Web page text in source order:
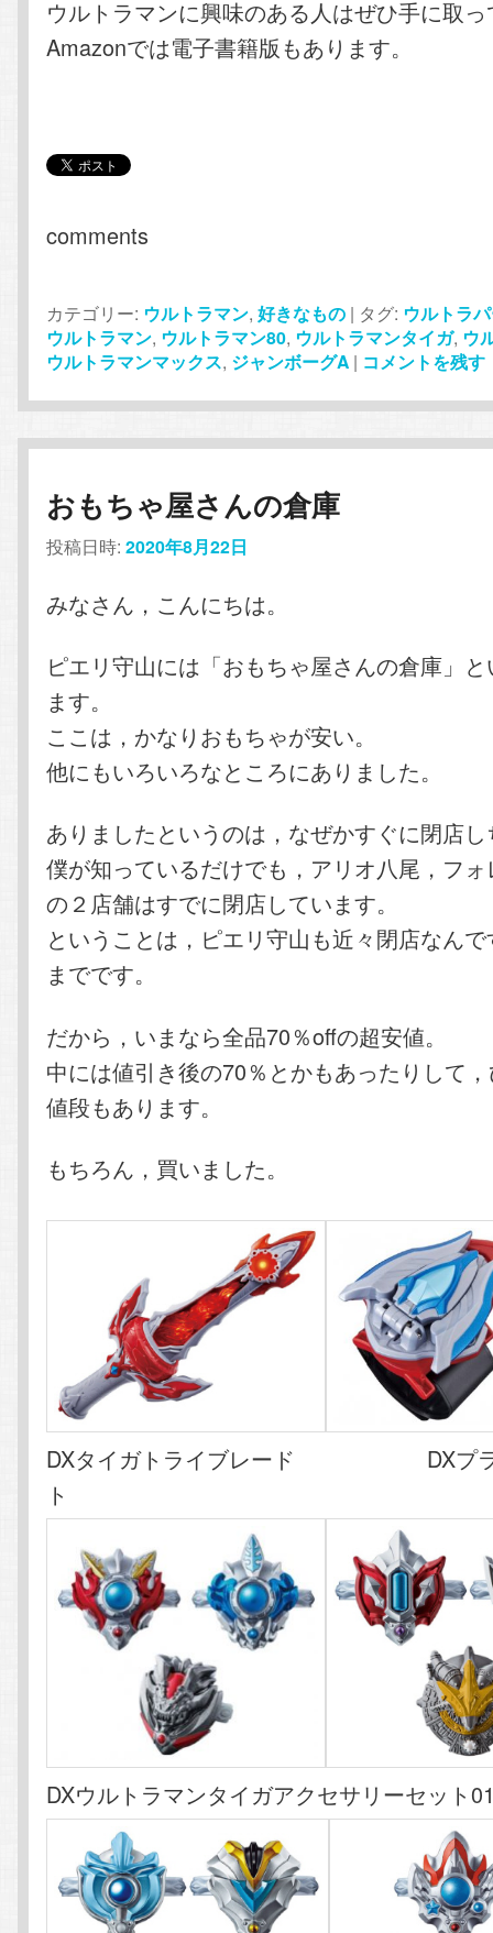
ウルトラマンに興味のある人はぜひ手に取
Amazonでは電子書籍版もあります。
comments
カテゴリー: ウルトラマン,好きなもの | タグ: ウルトラ
ウルトラマン, ウルトラマン80, ウルトラマンタイガ, ウ
ウルトラマンマックス, ジャンボーグA | コメントを残す
おもちゃ屋さんの倉庫
投稿日時:2020年8月22日
みなさん，こんにちは。
ピエリ守山には「おもちゃ屋さんの倉庫」
ます。
ここは，かなりおもちゃが安い。
他にもいろいろなところにありました。
ありましたというのは，なぜかすぐに閉店
僕が知っているだけでも，アリオ八尾，フ
の２店舗はすでに閉店しています。
ということは，ピエリ守山も近々閉店なん
までです。
だから，いまなら全品70％offの超安値。
中には値引き後の70％とかもあったりして
値段もあります。
もちろん，買いました。
DXタイガトライブレード DXプラ
ト
DXウルトラマンタイガアクセサリーセット